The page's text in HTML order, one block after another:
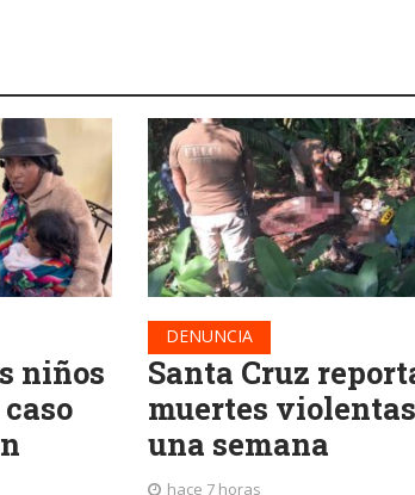
niños
DENUNCIA
Santa Cruz
muertes
una semana
hace 7 horas